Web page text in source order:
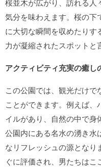
桜並木が広がり、訪れる人
気分を味わえます。桜の下
に大切な瞬間を収めたり
力が凝縮されたスポットと
アクティビティ充実の癒し
この公園では、観光だけ
ことができます。例えば、
イルがあり、自然の中で身
公園内にある名水の湧き水
なリフレッシュの源となり
ぐに評価され、男たちは